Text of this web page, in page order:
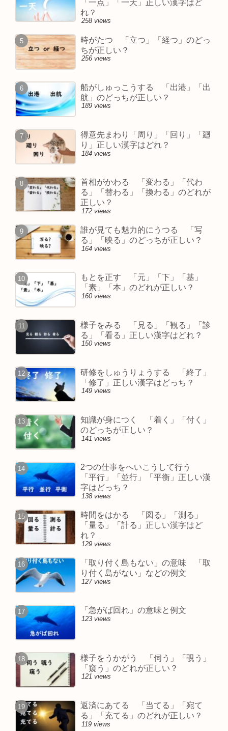
「一点」「一天」正しい漢字はど
れ？
258 views
時がたつ 「立つ」「経つ」のどっ
ちが正しい？
256 views
船がしゅっこうする 「出港」「出
航」のどっちが正しい？
189 views
得意先まわり「周り」「回り」「廻
り」正しい漢字はどれ？
184 views
首相がかわる 「変わる」「代わ
る」「替わる」「換わる」のどれが
正しい？
172 views
誰が見ても魅力的にうつる 「写
る」「映る」のどっちが正しい？
164 views
もとを正す 「元」「下」「基」
「素」「本」のどれが正しい？
160 views
様子をみる 「見る」「観る」「診
る」「看る」正しい漢字はどれ？
150 views
研修をしゅうりょうする 「終了」
「修了」正しい漢字はどっち？
149 views
知識が身につく 「着く」「付く」
のどっちが正しい？
141 views
2つの仕事をへいこうして行う
「平行」「並行」「平衡」正しい漢
字はどっち？
138 views
時間をはかる 「図る」「測る」
「量る」「計る」正しい漢字はど
れ？
129 views
「取り付く島もない」の意味 「取
り付く島がない」などの例文
127 views
「急がば回れ」の意味と例文
123 views
様子をうかがう 「伺う」「覗う」
「窺う」のどれが正しい？
121 views
返済にあてる 「当てる」「宛て
る」「充てる」のどれが正しい？
119 views